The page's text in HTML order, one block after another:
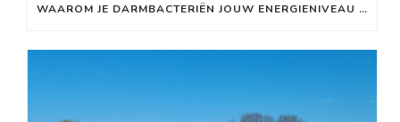
WAAROM JE DARMBACTERIËN JOUW ENERGIENIVEAU BEÏNVLOEDEN